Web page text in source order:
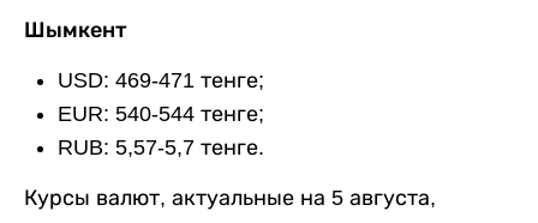
Шымкент
USD: 469-471 тенге;
EUR: 540-544 тенге;
RUB: 5,57-5,7 тенге.
Курсы валют, актуальные на 5 августа,